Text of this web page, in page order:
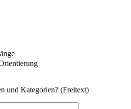
und Kategorien? (Freitext)